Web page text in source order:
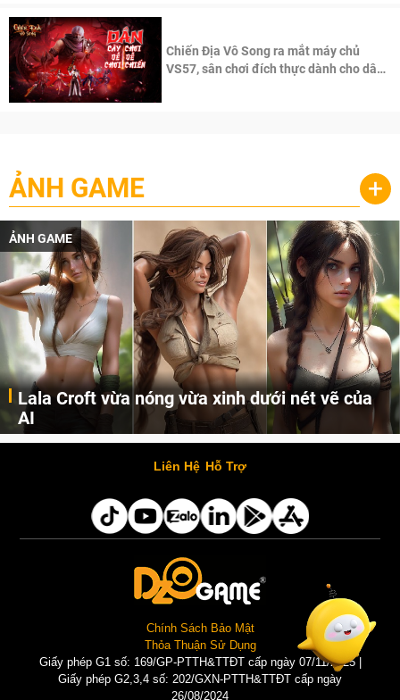
Chiến Địa Vô Song ra mắt máy chủ
VS57, sân chơi đích thực dành cho dân
ẢNH GAME +
ẢNH GAME
Lala Croft vừa nóng vừa xinh dưới nét vẽ của
AI
Cùng đến với những hình ảnh Lala Croft của Tomb Raider dưới nét vẽ của AI. Một cô nàng xinh đẹp, nóng bỏng nhưng cũng rắn rỏi và mạnh mẽ.
Liên Hệ Hỗ Trợ
Chính Sách Bảo Mật
Thỏa Thuận Sử Dụng
Giấy phép G1 số: 169/GP-PTTH&TTĐT cấp ngày 07/11/2025 |
Giấy phép G2,3,4 số: 202/GXN-PTTH&TTĐT cấp ngày
26/08/2024